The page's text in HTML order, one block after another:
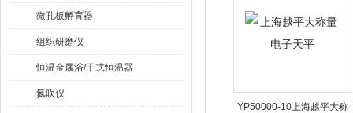
微孔板孵育器
组织研磨仪
恒温金属浴/干式恒温器
氮吹仪
YP50000-10上海越平大称